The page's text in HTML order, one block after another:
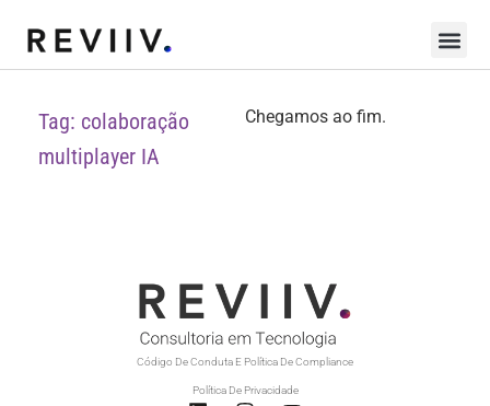
Tag: colaboração
multiplayer IA
Chegamos ao fim.
Código De Conduta E Política De Compliance
Política De Privacidade